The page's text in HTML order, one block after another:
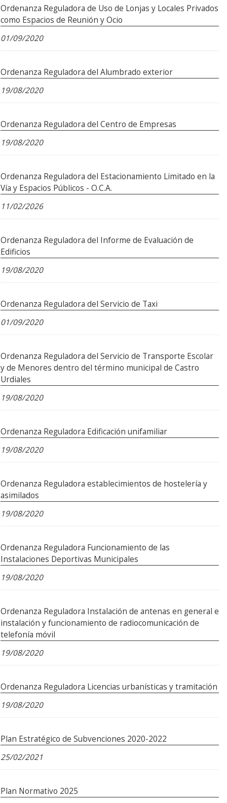
Ordenanza Reguladora de Uso de Lonjas y Locales Privados
como Espacios de Reunión y Ocio
01/09/2020
Ordenanza Reguladora del Alumbrado exterior
19/08/2020
Ordenanza Reguladora del Centro de Empresas
19/08/2020
Ordenanza Reguladora del Estacionamiento Limitado en la
Vía y Espacios Públicos - O.C.A.
11/02/2026
Ordenanza Reguladora del Informe de Evaluación de
Edificios
19/08/2020
Ordenanza Reguladora del Servicio de Taxi
01/09/2020
Ordenanza Reguladora del Servicio de Transporte Escolar
y de Menores dentro del término municipal de Castro
Urdiales
19/08/2020
Ordenanza Reguladora Edificación unifamiliar
19/08/2020
Ordenanza Reguladora establecimientos de hostelería y
asimilados
19/08/2020
Ordenanza Reguladora Funcionamiento de las
Instalaciones Deportivas Municipales
19/08/2020
Ordenanza Reguladora Instalación de antenas en general e
instalación y funcionamiento de radiocomunicación de
telefonía móvil
19/08/2020
Ordenanza Reguladora Licencias urbanísticas y tramitación
19/08/2020
Plan Estratégico de Subvenciones 2020-2022
25/02/2021
Plan Normativo 2025